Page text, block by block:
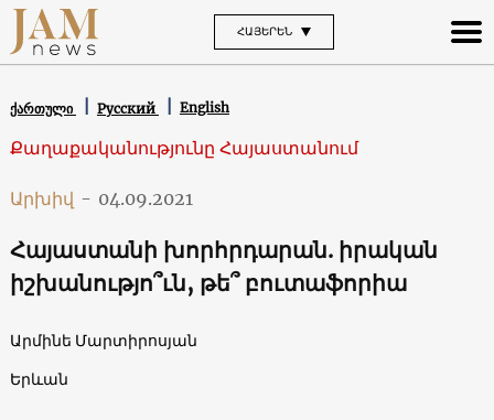
ՀԱՅԵՐԵՆ
ქართული Русский English
Քաղաքականությունը Հայաստանում
Արխիվ - 04.09.2021
Հայաստանի խորհրդարան. իրական
իշխանությո՞ւն, թե՞ բուտաֆորիա
Արմինե Մարտիրոսյան
Երևան